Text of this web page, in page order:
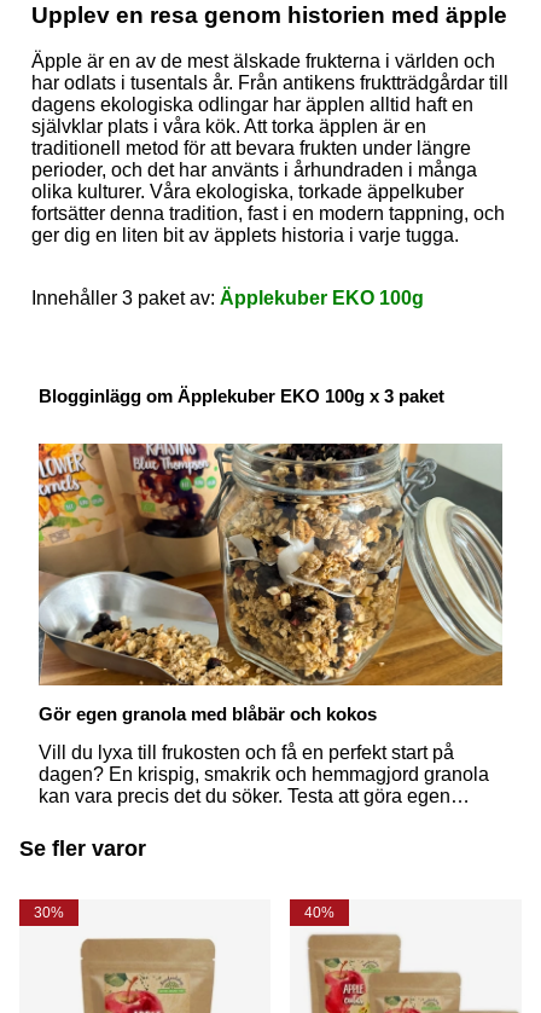
Upplev en resa genom historien med äpple
Äpple är en av de mest älskade frukterna i världen och
har odlats i tusentals år. Från antikens fruktträdgårdar till
dagens ekologiska odlingar har äpplen alltid haft en
självklar plats i våra kök. Att torka äpplen är en
traditionell metod för att bevara frukten under längre
perioder, och det har använts i århundraden i många
olika kulturer. Våra ekologiska, torkade äppelkuber
fortsätter denna tradition, fast i en modern tappning, och
ger dig en liten bit av äpplets historia i varje tugga.
Innehåller 3 paket av: Äpplekuber EKO 100g
Blogginlägg om Äpplekuber EKO 100g x 3 paket
Gör egen granola med blåbär och kokos
Vill du lyxa till frukosten och få en perfekt start på
dagen? En krispig, smakrik och hemmagjord granola
kan vara precis det du söker. Testa att göra egen
veganer och alla som gillar växtbaserade alternativ!
Se fler varor
30% 40%